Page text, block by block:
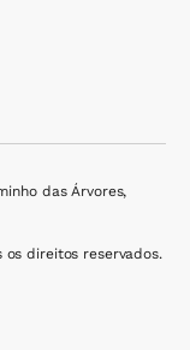
das Árvores,
os direitos reservados.